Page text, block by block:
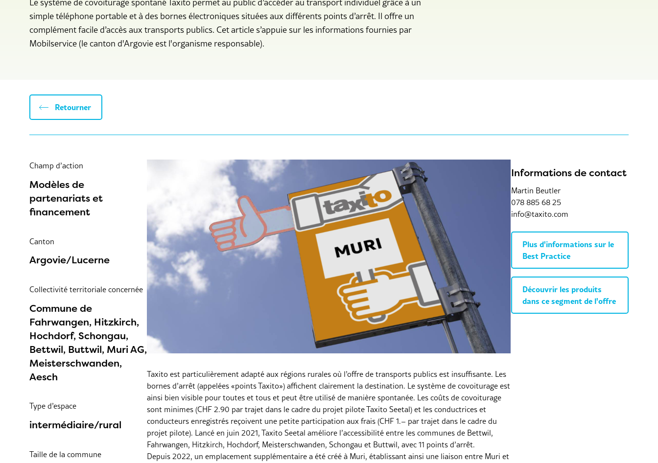
Le système de covoiturage spontané Taxito permet au public d’accéder au transport individuel grâce à un
simple téléphone portable et à des bornes électroniques situées aux différents points d’arrêt. Il offre un
complément facile d’accès aux transports publics. Cet article s’appuie sur les informations fournies par
Mobilservice (le canton d'Argovie est l'organisme responsable).
Retourner
Champ d’action
Modèles de
partenariats et
financement
Canton
Argovie/Lucerne
Collectivité territoriale concernée
Commune de
Fahrwangen, Hitzkirch,
Hochdorf, Schongau,
Bettwil, Buttwil, Muri AG,
Meisterschwanden,
Aesch
Type d’espace
intermédiaire/rural
Taille de la commune
Taxito est particulièrement adapté aux régions rurales où l’offre de transports publics est insuffisante. Les
bornes d’arrêt (appelées «points Taxito») affichent clairement la destination. Le système de covoiturage est
ainsi bien visible pour toutes et tous et peut être utilisé de manière spontanée. Les coûts de covoiturage
sont minimes (CHF 2.90 par trajet dans le cadre du projet pilote Taxito Seetal) et les conductrices et
conducteurs enregistrés reçoivent une petite participation aux frais (CHF 1.– par trajet dans le cadre du
projet pilote). Lancé en juin 2021, Taxito Seetal améliore l’accessibilité entre les communes de Bettwil,
Fahrwangen, Hitzkirch, Hochdorf, Meisterschwanden, Schongau et Buttwil, avec 11 points d’arrêt.
Depuis 2022, un emplacement supplémentaire a été créé à Muri, établissant ainsi une liaison entre Muri et
Informations de contact
Martin Beutler
078 885 68 25
info@taxito.com
Plus d'informations sur le
Best Practice
Découvrir les produits
dans ce segment de l'offre